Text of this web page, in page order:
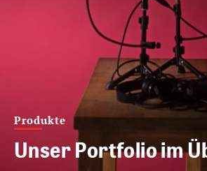
Produkte
Unser Portfolio im